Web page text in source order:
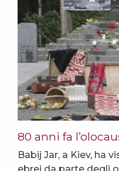
80 anni fa
Babij Jar, a Kiev, ha